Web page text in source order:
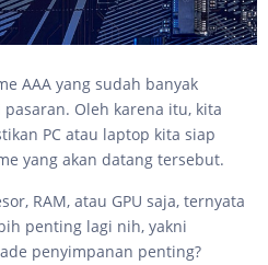
AAA yang sudah banyak
Oleh karena itu, kita
PC atau laptop kita siap
yang akan datang tersebut.
RAM, atau GPU saja, ternyata
penting lagi nih, yakni
penyimpanan penting?